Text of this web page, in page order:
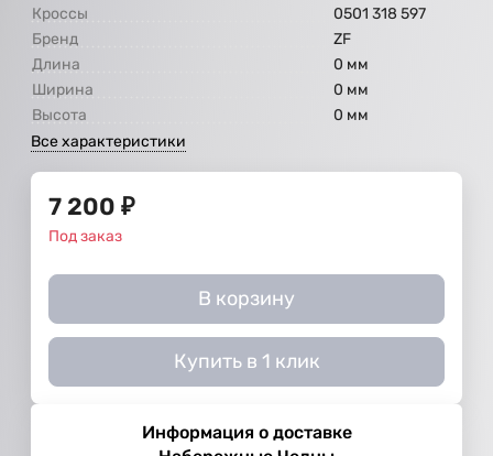
Кроссы
0501 318 597
Бренд
ZF
Длина
0 мм
Ширина
0 мм
Высота
0 мм
Все характеристики
7 200 ₽
Под заказ
В корзину
Купить в 1 клик
Информация о доставке